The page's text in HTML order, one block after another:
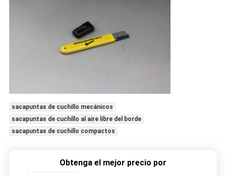
sacapuntas de cuchillo mecánicos
sacapuntas de cuchillo al aire libre del borde
sacapuntas de cuchillo compactos
Obtenga el mejor precio por